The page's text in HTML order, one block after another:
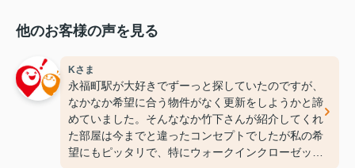
他のお客様の声を見る
Kさま
永福町駅が大好きでずーっと探していたのですが、
なかなか希望に合う物件がなく更新をしようかと諦
めていました。そんななか竹下さんが紹介してくれ
た部屋は今までと違ったコンセプトでしたが私の希
望にもピッタリで、特にウォークインクローゼット